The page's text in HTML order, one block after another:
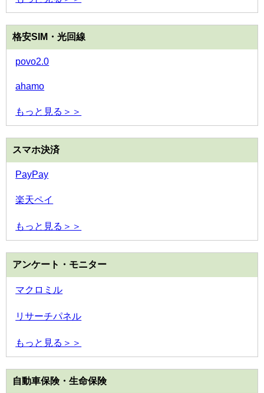
格安SIM・光回線
povo2.0
ahamo
もっと見る＞＞
スマホ決済
PayPay
楽天ペイ
もっと見る＞＞
アンケート・モニター
マクロミル
リサーチパネル
もっと見る＞＞
自動車保険・生命保険